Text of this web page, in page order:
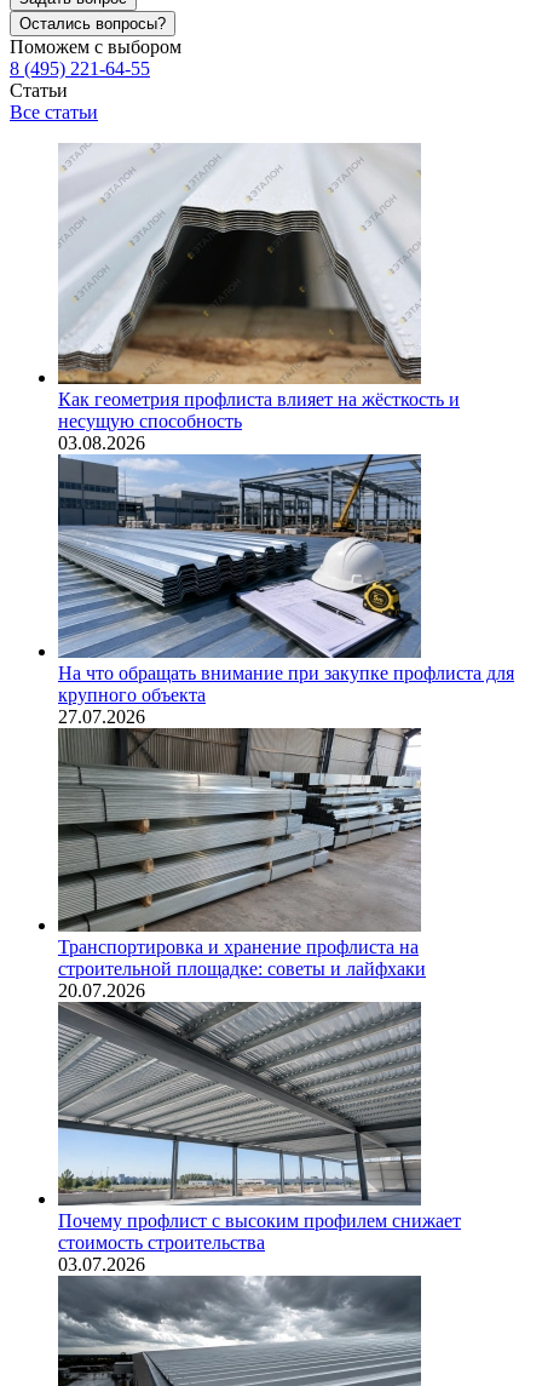
Остались вопросы?
Поможем с выбором
8 (495) 221-64-55
Статьи
Все статьи
Как геометрия профлиста влияет на жёсткость и
несущую способность
03.08.2026
На что обращать внимание при закупке профлиста для
крупного объекта
27.07.2026
Транспортировка и хранение профлиста на
строительной площадке: советы и лайфхаки
20.07.2026
Почему профлист с высоким профилем снижает
стоимость строительства
03.07.2026